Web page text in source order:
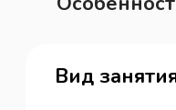
Вид